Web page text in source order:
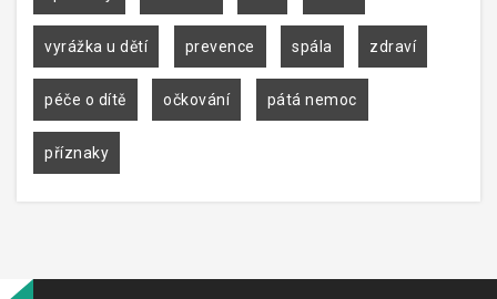
vyrážka u dětí prevence spála zdraví
péče o dítě očkování pátá nemoc
příznaky